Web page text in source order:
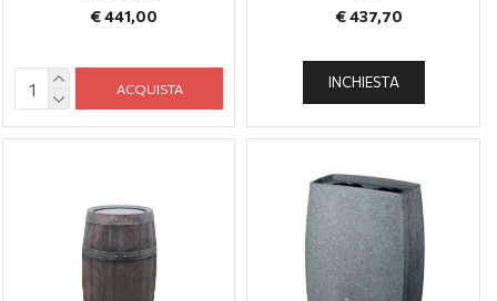
€ 441,00
ACQUISTA
€ 437,70
INCHIESTA